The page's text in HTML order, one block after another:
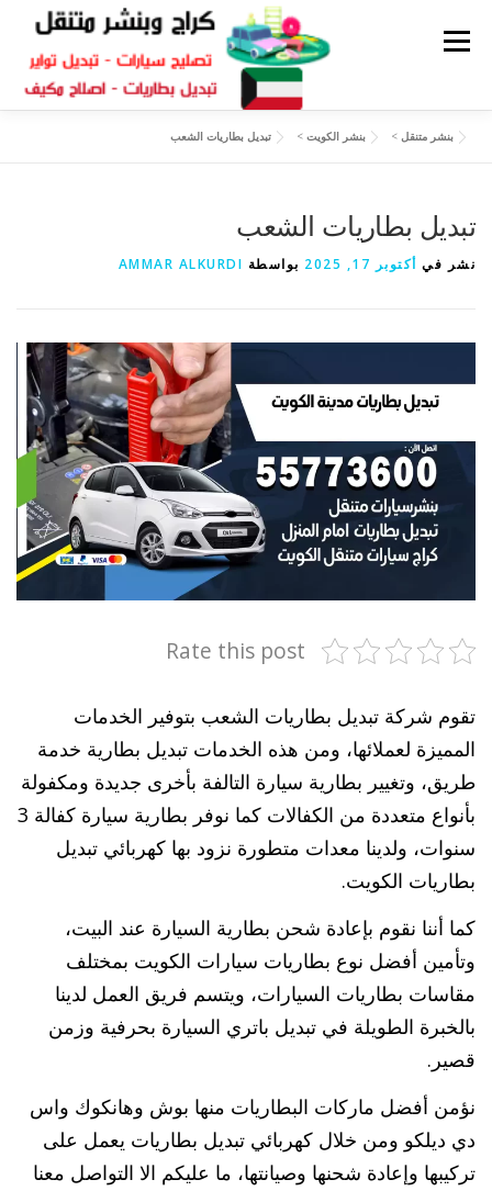
القائمة
سكراب قطع غيار
بنشر متنقل > بنشر الكويت > تبديل بطاريات الشعب
تبديل بطاريات الشعب
نشر في أكتوبر 17, 2025 بواسطة AMMAR ALKURDI
Rate this post
تقوم شركة تبديل بطاريات الشعب بتوفير الخدمات
المميزة لعملائها، ومن هذه الخدمات تبديل بطارية خدمة
طريق، وتغيير بطارية سيارة التالفة بأخرى جديدة ومكفولة
بأنواع متعددة من الكفالات كما نوفر بطارية سيارة كفالة 3
سنوات، ولدينا معدات متطورة نزود بها كهربائي تبديل
بطاريات الكويت.
كما أننا نقوم بإعادة شحن بطارية السيارة عند البيت،
وتأمين أفضل نوع بطاريات سيارات الكويت بمختلف
مقاسات بطاريات السيارات، ويتسم فريق العمل لدينا
بالخبرة الطويلة في تبديل باتري السيارة بحرفية وزمن
قصير.
نؤمن أفضل ماركات البطاريات منها بوش وهانكوك واس
دي ديلكو ومن خلال كهربائي تبديل بطاريات يعمل على
تركيبها وإعادة شحنها وصيانتها، ما عليكم الا التواصل معنا